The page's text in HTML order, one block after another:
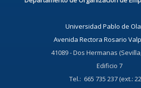
Universidad Pablo de
Avenida Rectora Rosario
41089 - Dos Hermanas
Edificio 7
Tel.: 665 735 237 (ext.: